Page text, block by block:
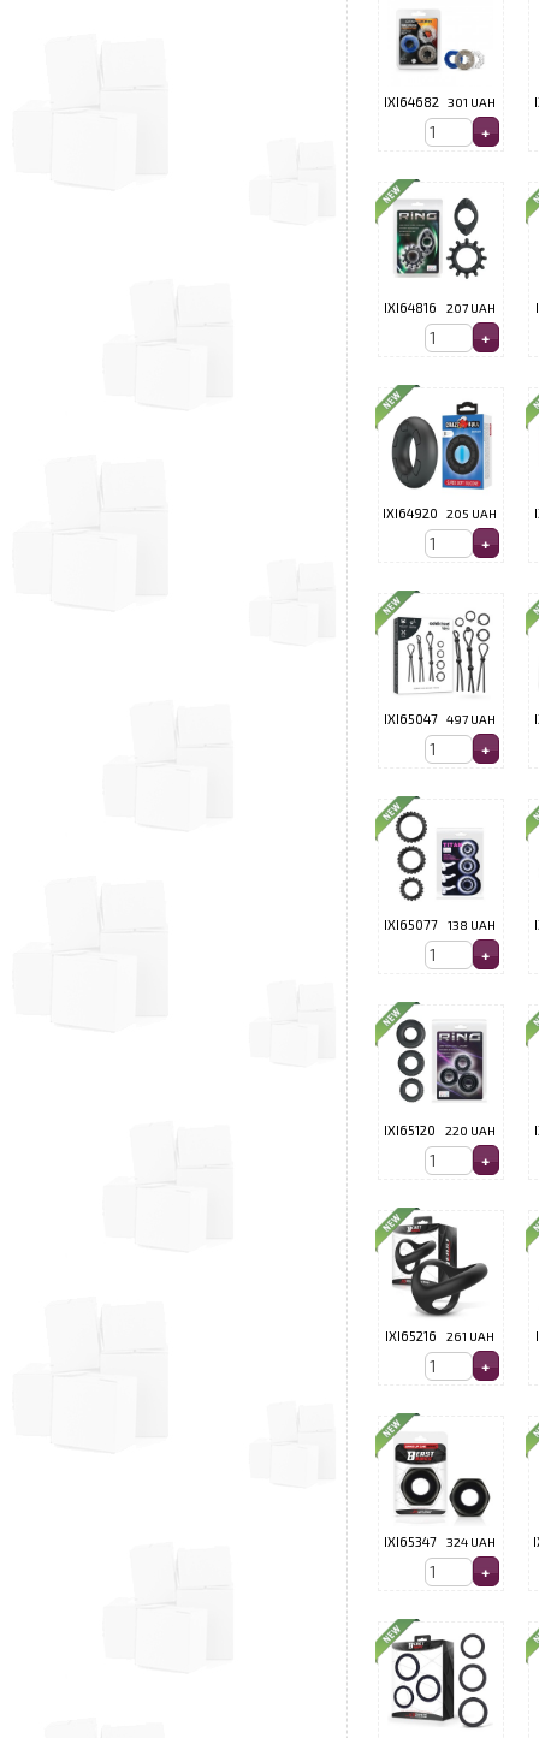
IXI64682 301 UAH
IXI64816 207 UAH
IXI64920 205 UAH
IXI65047 497 UAH
IXI65077 138 UAH
IXI65120 220 UAH
IXI65216 261 UAH
IXI65347 324 UAH